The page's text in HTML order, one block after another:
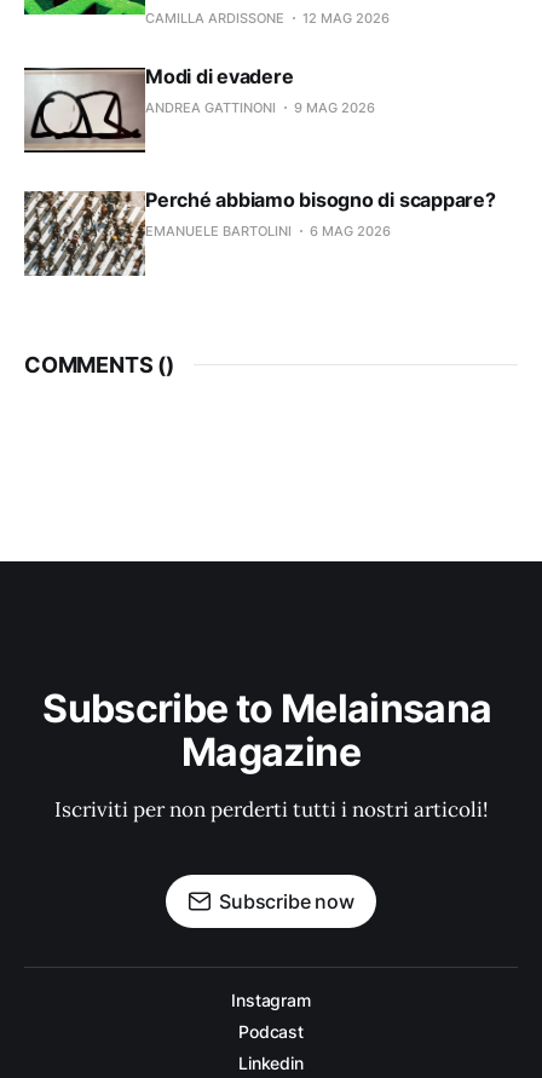
CAMILLA ARDISSONE 12 MAG 2026
Modi di evadere
ANDREA GATTINONI 9 MAG 2026
Perché abbiamo bisogno di scappare?
EMANUELE BARTOLINI 6 MAG 2026
COMMENTS ()
Subscribe to Melainsana
Magazine
Iscriviti per non perderti tutti i nostri articoli!
Subscribe now
Instagram
Podcast
Linkedin